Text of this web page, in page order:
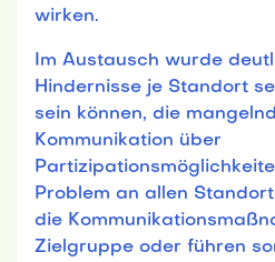
wirken.
Im Austausch wurde
Hindernisse je Standort
sein können, die
Kommunikation über
Problem an allen
die
Zielgruppe oder führen